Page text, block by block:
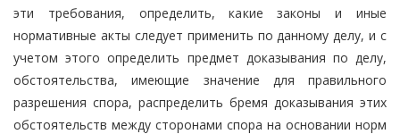
эти требования, определить, какие законы и иные
нормативные акты следует применить по данному делу, и с
учетом этого определить предмет доказывания по делу,
обстоятельства, имеющие значение для правильного
разрешения спора, распределить бремя доказывания этих
обстоятельств между сторонами спора на основании норм